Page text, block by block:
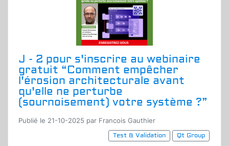
J - 2 pour s'inscrire au webinaire
gratuit “Comment empêcher
l'érosion architecturale avant
qu'elle ne perturbe
(sournoisement) votre système ?”
Publié le 21-10-2025 par Francois Gauthier
Test & Validation
Qt Group